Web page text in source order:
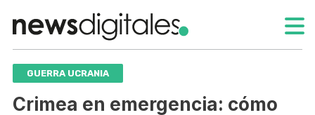
GUERRA UCRANIA
Crimea en emergencia: cómo